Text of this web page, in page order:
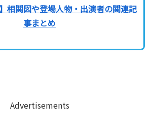
相関図や登場人物・出演者の関連記
事まとめ
Advertisements